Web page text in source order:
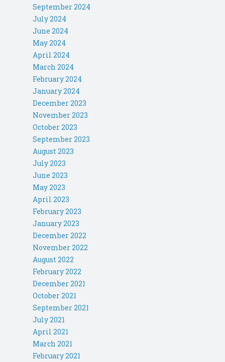
September 2024
July 2024
June 2024
May 2024
April 2024
March 2024
February 2024
January 2024
December 2023
November 2023
October 2023
September 2023
August 2023
July 2023
June 2023
May 2023
April 2023
February 2023
January 2023
December 2022
November 2022
August 2022
February 2022
December 2021
October 2021
September 2021
July 2021
April 2021
March 2021
February 2021